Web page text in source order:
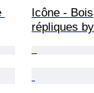
Icône -
répliques